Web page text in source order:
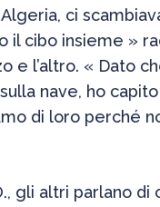
ci
il cibo insieme »
e l’altro. « Dato
nave, ho
di loro perché
gli altri parlano di